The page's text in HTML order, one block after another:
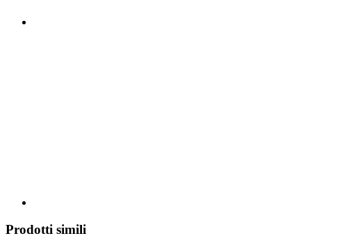
Prodotti simili